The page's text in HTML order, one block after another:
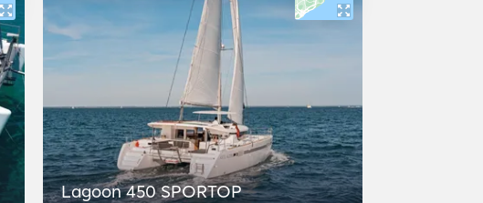
Lagoon 450 SPORTOP